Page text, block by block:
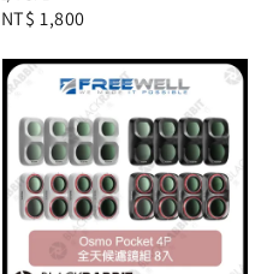
Regular
NT$ 1,800